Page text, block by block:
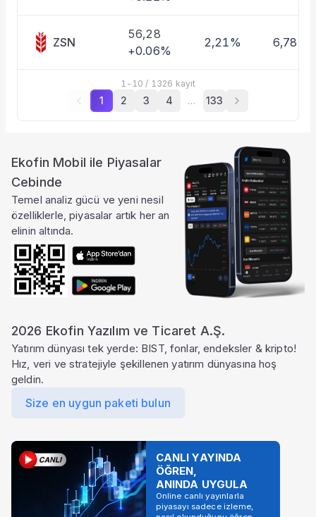
ZSN
56,28
+0.06%
2,21% 6,78%
1 - 10 / 1326 kayıt
1 2 3 4 … 133
Ekofin Mobil ile Piyasalar
Cebinde
Temel analiz gücü ve yeni nesil
özelliklerle, piyasalar artık her an
elinin altında.
2026 Ekofin Yazılım ve Ticaret A.Ş.
Yatırım dünyası tek yerde: BIST, fonlar, endeksler & kripto!
Hız, veri ve stratejiyle şekillenen yatırım dünyasına hoş
geldin.
Size en uygun paketi bulun
CANLI YAYINDA
ÖĞREN,
ANINDA UYGULA
Online canlı yayınlarla
piyasayı sadece izleme,